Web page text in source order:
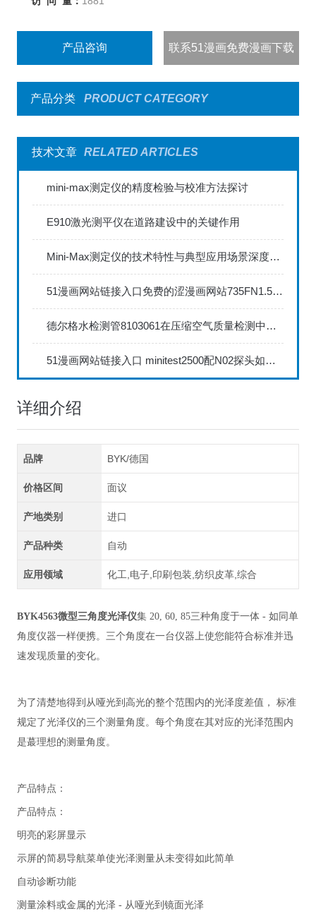
产品咨询 联系51漫画免费漫画下载
产品分类 PRODUCT CATEGORY
技术文章 RELATED ARTICLES
mini-max测定仪的精度检验与校准方法探讨
E910激光测平仪在道路建设中的关键作用
Mini-Max测定仪的技术特性与典型应用场景深度解读
51漫画网站链接入口免费的涩漫画网站735FN1.5正确的校准步骤
德尔格水检测管8103061在压缩空气质量检测中的应用
51漫画网站链接入口 minitest2500配N02探头如何两点校准？
详细介绍
品牌 BYK/德国
价格区间 面议
产地类别 进口
产品种类 自动
应用领域 化工,电子,印刷包装,纺织皮革,综合
BYK4563微型三角度光泽仪集 20, 60, 85三种角度于一体 - 如同单
角度仪器一样便携。三个角度在一台仪器上使您能符合标准并迅
速发现质量的变化。
为了清楚地得到从哑光到高光的整个范围内的光泽度差值， 标准
规定了光泽仪的三个测量角度。每个角度在其对应的光泽范围内
是蕞理想的测量角度。
产品特点：
产品特点：
明亮的彩屏显示
示屏的简易导航菜单使光泽测量从未变得如此简单
自动诊断功能
测量涂料或金属的光泽 - 从哑光到镜面光泽